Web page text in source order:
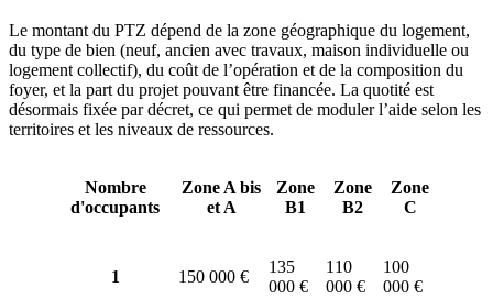
Le montant du PTZ dépend de la zone géographique du logement,
du type de bien (neuf, ancien avec travaux, maison individuelle ou
logement collectif), du coût de l’opération et de la composition du
foyer, et la part du projet pouvant être financée. La quotité est
désormais fixée par décret, ce qui permet de moduler l’aide selon les
territoires et les niveaux de ressources.
Nombre
d'occupants
Zone A bis
et A
Zone
B1
Zone
B2
Zone
C
1 150 000 €
135
000 €
110
000 €
100
000 €